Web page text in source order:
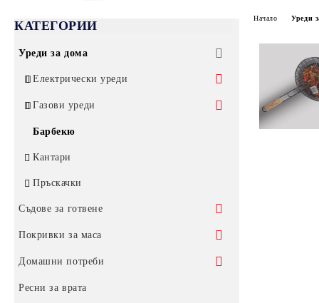
КАТЕГОРИИ
Уреди за дома
Електрически уреди
Електрически скари
Готварски печки
Електрически кани
Тостери и сандвич преси
Бързовари
Сокоизтисквачки
Газови уреди
Газови котлони без защита
Газови котлони за открито
Други газови изделия
Барбекю
Кантари
Пръскачки
Съдове за готвене
Тенджери
Неръждаеми тенджери
Тенджери "България" кафеви
Керамични и гранитни тенджери
Тигани
Касероли
Покривки за маса
Покривки от плат
Покривки за маса от полиестер
Мушама за маса
Домашни потреби
Домакински прибори
Ресни за врата
Начало Уреди